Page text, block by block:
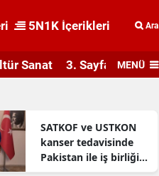
5N1K İçerikleri Ara
Sanat 3. Sayfa MENÜ
SATKOF ve USTKON
kanser tedavisinde
Pakistan ile iş birliği
geliştiriyor